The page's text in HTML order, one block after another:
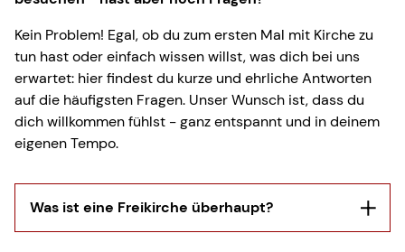
Kein Problem! Egal, ob du zum ersten Mal mit Kirche zu
tun hast oder einfach wissen willst, was dich bei uns
erwartet: hier findest du kurze und ehrliche Antworten
auf die häufigsten Fragen. Unser Wunsch ist, dass du
dich willkommen fühlst - ganz entspannt und in deinem
eigenen Tempo.
Was ist eine Freikirche überhaupt?